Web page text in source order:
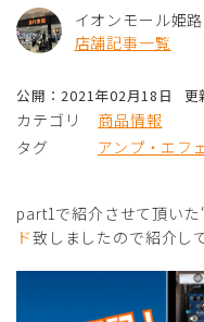
イオンモール姫
店舗記事一覧
公開：2021年02月18日 更
カテゴリ
商品情報
タグ
アンプ・エフ
part1で紹介させて頂い
ド致しましたので紹介し